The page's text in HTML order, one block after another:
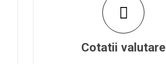
Cotatii valutare